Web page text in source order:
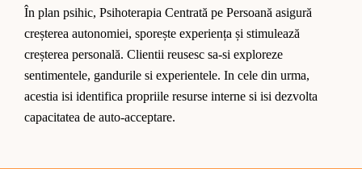
În plan psihic, Psihoterapia Centrată pe Persoană asigură
creșterea autonomiei, sporește experiența și stimulează
creșterea personală. Clientii reusesc sa-si exploreze
sentimentele, gandurile si experientele. In cele din urma,
acestia isi identifica propriile resurse interne si isi dezvolta
capacitatea de auto-acceptare.